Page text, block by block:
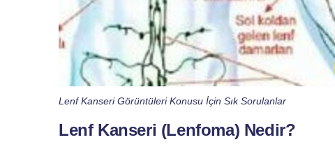
Lenf Kanseri Görüntüleri Konusu İçin Sık Sorulanlar
Lenf Kanseri (Lenfoma) Nedir?